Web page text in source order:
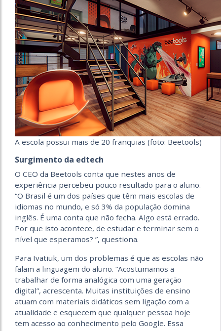
A escola possui mais de 20 franquias (foto: Beetools)
Surgimento da edtech
O CEO da Beetools conta que nestes anos de
experiência percebeu pouco resultado para o aluno.
“O Brasil é um dos países que têm mais escolas de
idiomas no mundo, e só 3% da população domina
inglês. É uma conta que não fecha. Algo está errado.
Por que isto acontece, de estudar e terminar sem o
nível que esperamos? ”, questiona.
Para Ivatiuk, um dos problemas é que as escolas não
falam a linguagem do aluno. “Acostumamos a
trabalhar de forma analógica com uma geração
digital”, acrescenta. Muitas instituições de ensino
atuam com materiais didáticos sem ligação com a
atualidade e esquecem que qualquer pessoa hoje
tem acesso ao conhecimento pelo Google. Essa